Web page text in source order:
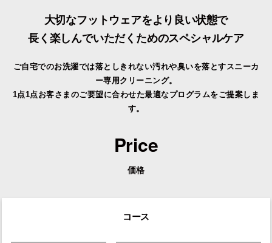
大切なフットウェアをより良い状態で
長く楽しんでいただくためのスペシャルケア
ご自宅でのお洗濯では落としきれない汚れや臭いを落とすスニーカ
ー専用クリーニング。
1点1点お客さまのご要望に合わせた最適なプログラムをご提案しま
す。
Price
価格
コース